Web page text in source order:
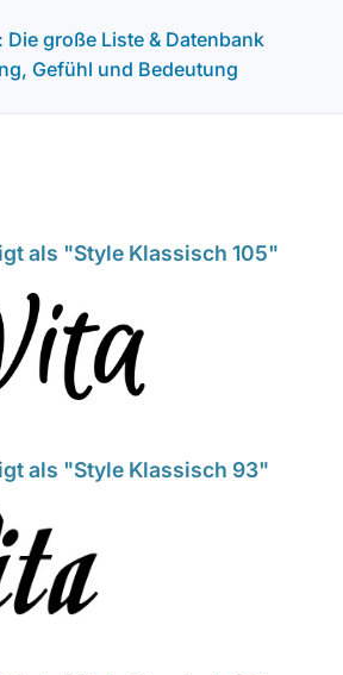
große Liste & Datenbank
Gefühl und Bedeutung
als "Style Klassisch 105"
als "Style Klassisch 93"